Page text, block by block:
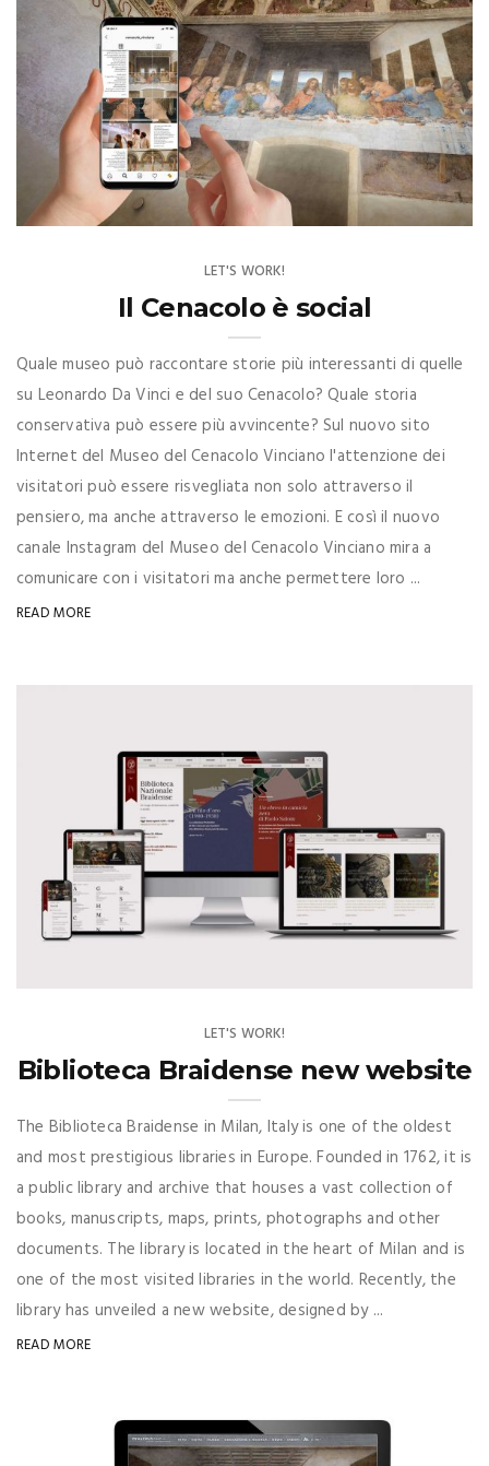
LET'S WORK!
Il Cenacolo è social
Quale museo può raccontare storie più interessanti di quelle
su Leonardo Da Vinci e del suo Cenacolo? Quale storia
conservativa può essere più avvincente? Sul nuovo sito
Internet del Museo del Cenacolo Vinciano l'attenzione dei
visitatori può essere risvegliata non solo attraverso il
pensiero, ma anche attraverso le emozioni. E così il nuovo
canale Instagram del Museo del Cenacolo Vinciano mira a
comunicare con i visitatori ma anche permettere loro ...
READ MORE
LET'S WORK!
Biblioteca Braidense new website
The Biblioteca Braidense in Milan, Italy is one of the oldest
and most prestigious libraries in Europe. Founded in 1762, it is
a public library and archive that houses a vast collection of
books, manuscripts, maps, prints, photographs and other
documents. The library is located in the heart of Milan and is
one of the most visited libraries in the world. Recently, the
library has unveiled a new website, designed by ...
READ MORE